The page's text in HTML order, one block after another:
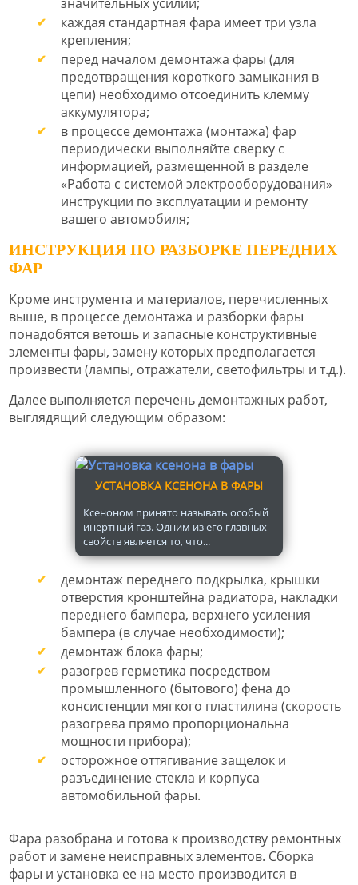
каждая стандартная фара имеет три узла
крепления;
перед началом демонтажа фары (для
предотвращения короткого замыкания в
цепи) необходимо отсоединить клемму
аккумулятора;
в процессе демонтажа (монтажа) фар
периодически выполняйте сверку с
информацией, размещенной в разделе
«Работа с системой электрооборудования»
инструкции по эксплуатации и ремонту
вашего автомобиля;
ИНСТРУКЦИЯ ПО РАЗБОРКЕ ПЕРЕДНИХ
ФАР
Кроме инструмента и материалов, перечисленных
выше, в процессе демонтажа и разборки фары
понадобятся ветошь и запасные конструктивные
элементы фары, замену которых предполагается
произвести (лампы, отражатели, светофильтры и т.д.).
Далее выполняется перечень демонтажных работ,
выглядящий следующим образом:
УСТАНОВКА КСЕНОНА В ФАРЫ
Ксеноном принято называть особый
инертный газ. Одним из его главных
свойств является то, что...
демонтаж переднего подкрылка, крышки
отверстия кронштейна радиатора, накладки
переднего бампера, верхнего усиления
бампера (в случае необходимости);
демонтаж блока фары;
разогрев герметика посредством
промышленного (бытового) фена до
консистенции мягкого пластилина (скорость
разогрева прямо пропорциональна
мощности прибора);
осторожное оттягивание защелок и
разъединение стекла и корпуса
автомобильной фары.
Фара разобрана и готова к производству ремонтных
работ и замене неисправных элементов. Сборка
фары и установка ее на место производится в